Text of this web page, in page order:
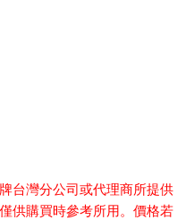
台灣分公司或代理商所提供
供購買時參考所用。價格若